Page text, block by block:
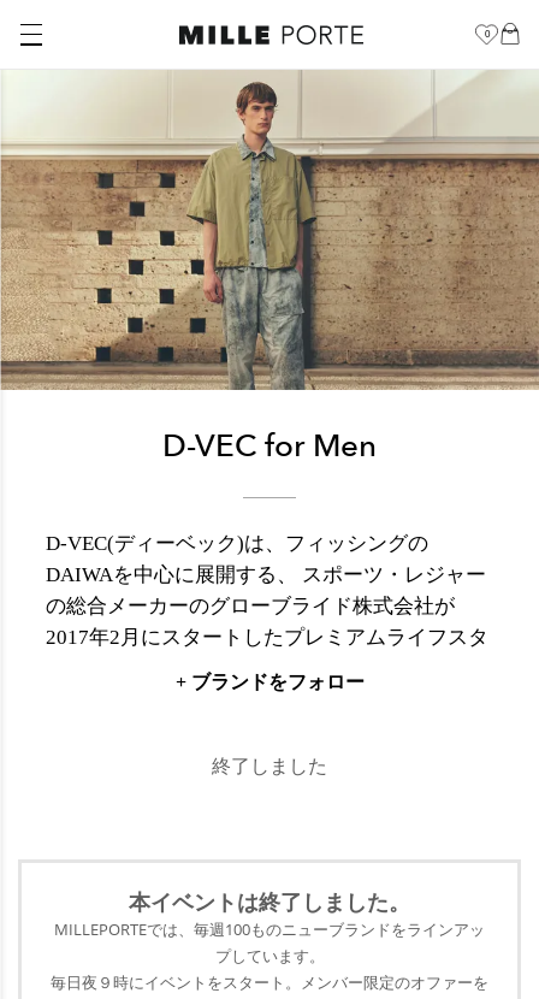
0
D-VEC for Men
D-VEC(ディーベック)は、フィッシングの
DAIWAを中心に展開する、 スポーツ・レジャー
の総合メーカーのグローブライド株式会社が
2017年2月にスタートしたプレミアムライフスタ
イルブランドです。フィッシングという、究極
のフィールドで培われてきたＤＡＩＷＡの技術
させていくプロジェクトから生まれました。都
間を感じることを目指し、機能とファッション
の究極の融合を果たしたファッションブランド
です。 世界最高峰のメンズプレタポルテ展示
会である「PITTI IMMAGINE UOMO」に連続4回
の出展を果たし、世界中のファッショニスタか
+ ブランドをフォロー
終了しました
本イベントは終了 しました。
MILLEPORTEでは、毎週100ものニューブランドをラインアッ
プしています。
毎日夜９時にイベントをスタート。メンバー限定のオファーを